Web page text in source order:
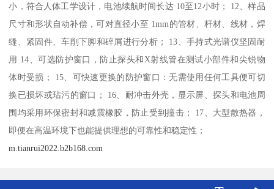
小，符合人体工学设计，电池续航时间长达 10至12小时； 12、样品
尺寸和形状自动补偿，可对直径小至 1mm的管材、杆材、线材，焊
缝、紧固件、车削下脚和碎屑进行分析； 13、手持式光谱仪坚固耐
用 14、可选防护窗口，防止探头和X射线管在测试小部件和尖锐物
体时受损； 15、可快速更换的防护窗口：无需使用任何工具便可切
换已损坏或玷污的窗口； 16、耐冲击外壳，显示屏、探头和电池周
围均采用环保密封和减震橡胶，防止受到撞击； 17、大型散热器，
即便在高温环境下也能提供理想的可靠性和稳定性；
m.tianrui2022.b2b168.com